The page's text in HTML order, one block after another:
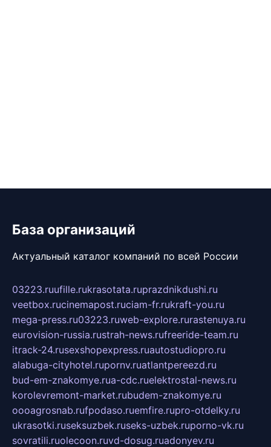
База организаций
Актуальный каталог компаний по всей России
03223.ruufille.rukrasotata.ruprazdnikdushi.ru
veetbox.rucinemapost.ruciam-fr.rukraft-you.ru
mega-press.ru03223.ruweb-explore.rurastenuya.ru
eurovision-russia.rustrah-news.rufreeride-team.ru
itrack-24.rusexshopexpress.ruautostudiopro.ru
alabuga-cityhotel.rupornv.ruatlantpereezd.ru
bud-em-znakomye.rua-cdc.ruelektrostal-news.ru
korolevremont-market.rubudem-znakomye.ru
oooagrosnab.rufpodaso.ruemfire.rupro-otdelky.ru
ukrasotki.ruseksuzbek.ruseks-uzbek.ruporno-vk.ru
sovratili.ruolecoon.ruvd-dosug.ruadonyev.ru